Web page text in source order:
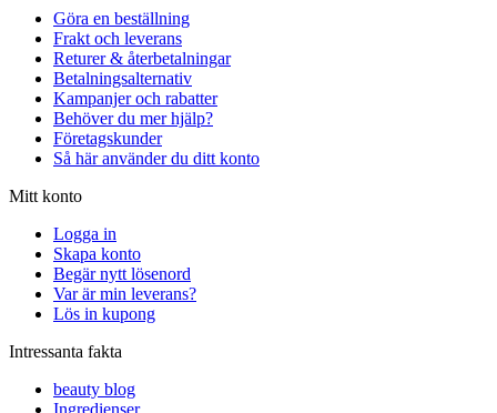
Göra en beställning
Frakt och leverans
Returer & återbetalningar
Betalningsalternativ
Kampanjer och rabatter
Behöver du mer hjälp?
Företagskunder
Så här använder du ditt konto
Mitt konto
Logga in
Skapa konto
Begär nytt lösenord
Var är min leverans?
Lös in kupong
Intressanta fakta
beauty blog
Ingredienser